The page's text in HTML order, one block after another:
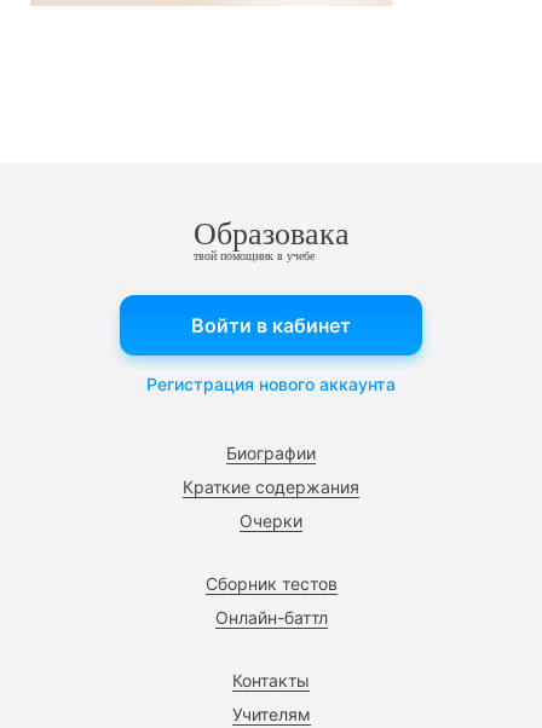
Образовака
твой помощник в учебе
Биографии
Краткие содержания
Очерки
Сборник тестов
Онлайн-баттл
Контакты
Учителям
Войти в кабинет
Регистрация нового аккаунта